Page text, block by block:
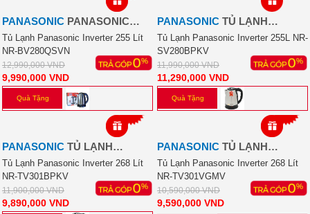
PANASONIC PANASONIC
INVERTER 255 LÍT
Tủ Lạnh Panasonic Inverter 255 Lít
NR-BV280QSVN
12,990,000VND
9,990,000 VND
Quà Tặng
PANASONIC TỦ LẠNH
PANASONIC INVERTER 255L
NR-SV280BPKV
Tủ Lạnh Panasonic Inverter 255L NR-
SV280BPKV
11,990,000VND
11,290,000 VND
Quà Tặng
-17%
PANASONIC TỦ LẠNH
PANASONIC INVERTER 268
LÍT NR-TV301BPKV
Tủ Lạnh Panasonic Inverter 268 Lít
NR-TV301BPKV
11,900,000VND
9,890,000 VND
-9%
PANASONIC TỦ LẠNH
PANASONIC INVERTER 268
LÍT
Tủ Lạnh Panasonic Inverter 268 Lít
NR-TV301VGMV
10,590,000VND
9,590,000 VND